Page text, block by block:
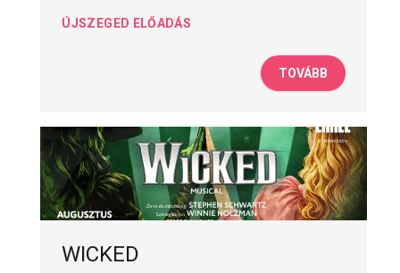
ÚJSZEGED ELŐADÁS
TOVÁBB
WICKED